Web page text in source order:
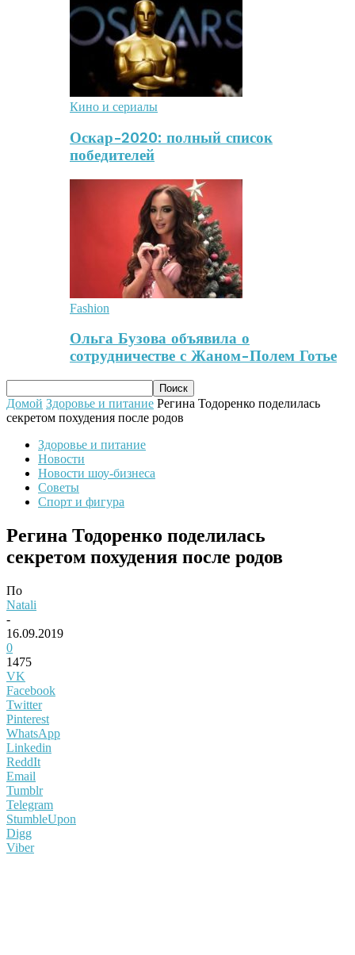
Кино и сериалы
Оскар-2020: полный список
победителей
Fashion
Ольга Бузова объявила о
сотрудничестве с Жаном-Полем Готье
Домой Здоровье и питание Регина Тодоренко поделилась
секретом похудения после родов
Здоровье и питание
Новости
Новости шоу-бизнеса
Советы
Спорт и фигура
Регина Тодоренко поделилась
секретом похудения после родов
По
Natali
-
16.09.2019
0
1475
VK
Facebook
Twitter
Pinterest
WhatsApp
Linkedin
ReddIt
Email
Tumblr
Telegram
StumbleUpon
Digg
Viber